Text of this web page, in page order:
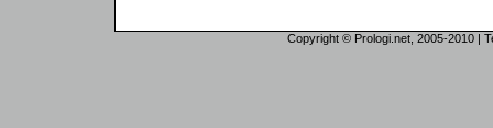
Copyright © Prologi.net, 2005-2010 |